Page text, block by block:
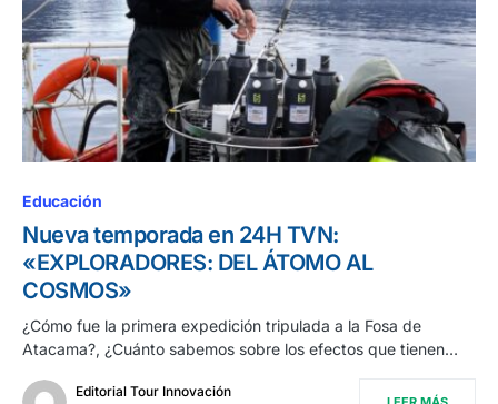
Educación
Nueva temporada en 24H TVN:
«EXPLORADORES: DEL ÁTOMO AL
COSMOS»
¿Cómo fue la primera expedición tripulada a la Fosa de
Atacama?, ¿Cuánto sabemos sobre los efectos que tienen…
Editorial Tour Innovación